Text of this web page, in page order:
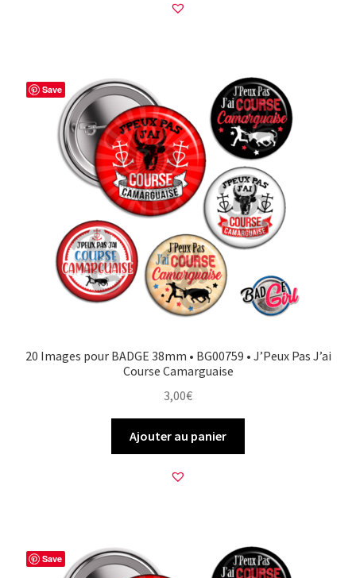
Save
20 Images pour BADGE 38mm • BG00759 • J’Peux Pas J’ai
Course Camarguaise
3,00€
Ajouter au panier
Save